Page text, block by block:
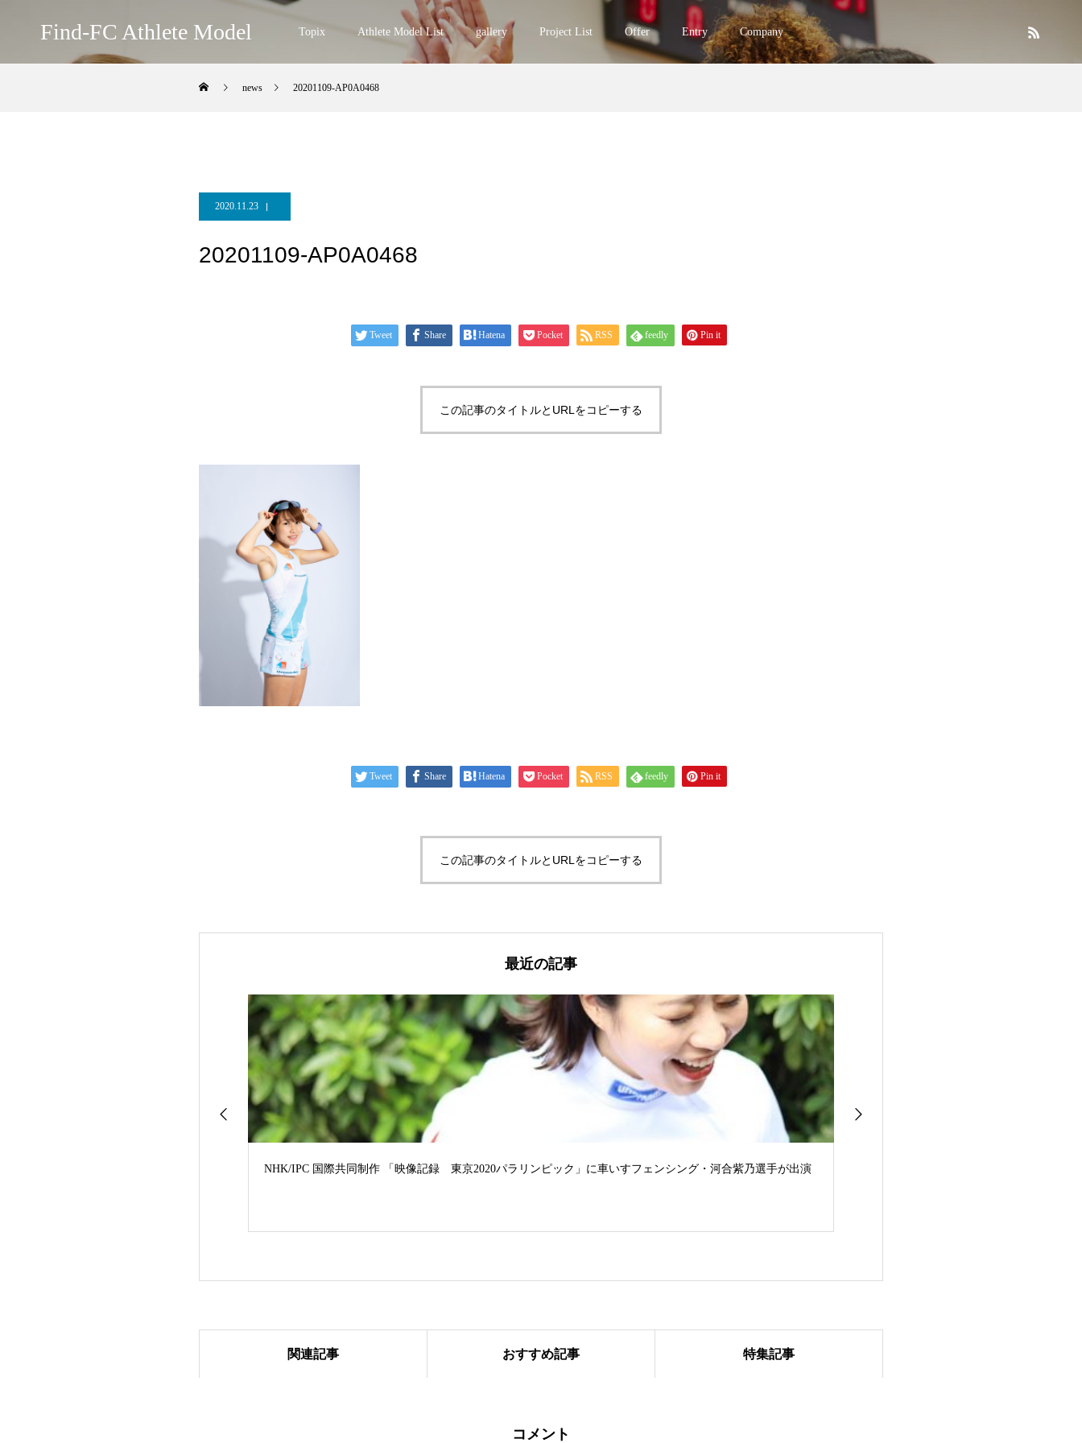
Find-FC Athlete Model Topix Athlete Model List gallery Project List Offer Entry Company
news 20201109-AP0A0468
2020.11.23
20201109-AP0A0468
Tweet Share Hatena Pocket RSS feedly Pin it
この記事のタイトルとURLをコピーする
Tweet Share Hatena Pocket RSS feedly Pin it
この記事のタイトルとURLをコピーする
最近の記事
NHK/IPC 国際共同制作 「映像記録 東京2020パラリンピック」に車いすフェンシング・河合紫乃選手が出演
ナーみゃこ、薬剤師ランナーなっちゃんをキャスティング
関連記事 おすすめ記事 特集記事
コメント